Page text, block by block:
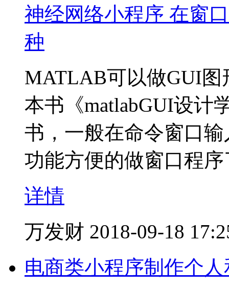
神经网络小程序 在窗
种
MATLAB可以做GUI
本书《matlabGUI设计
书，一般在命令窗口输
功能方便的做窗口程序
详情
万发财 2018-09-18
电商类小程序制作个